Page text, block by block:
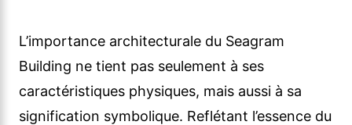
L’importance architecturale du Seagram
Building ne tient pas seulement à ses
caractéristiques physiques, mais aussi à sa
signification symbolique. Reflétant l’essence du